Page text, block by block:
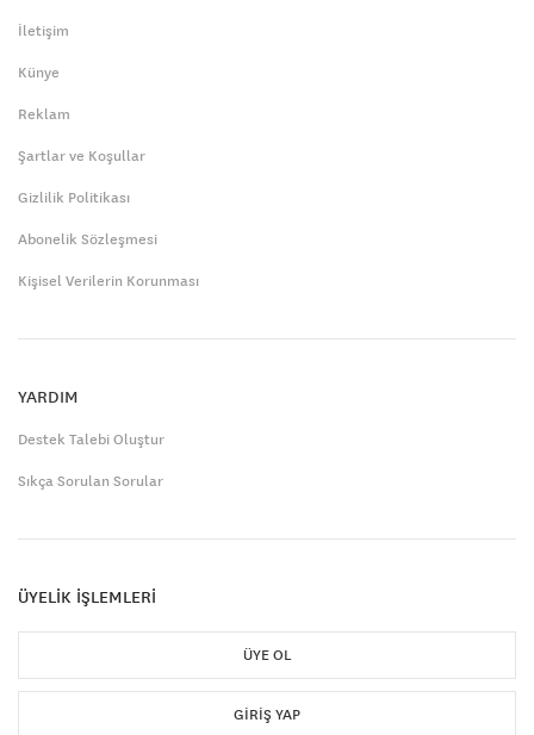
İletişim
Künye
Reklam
Şartlar ve Koşullar
Gizlilik Politikası
Abonelik Sözleşmesi
Kişisel Verilerin Korunması
YARDIM
Destek Talebi Oluştur
Sıkça Sorulan Sorular
ÜYELİK İŞLEMLERİ
ÜYE OL
GIRIŞ YAP